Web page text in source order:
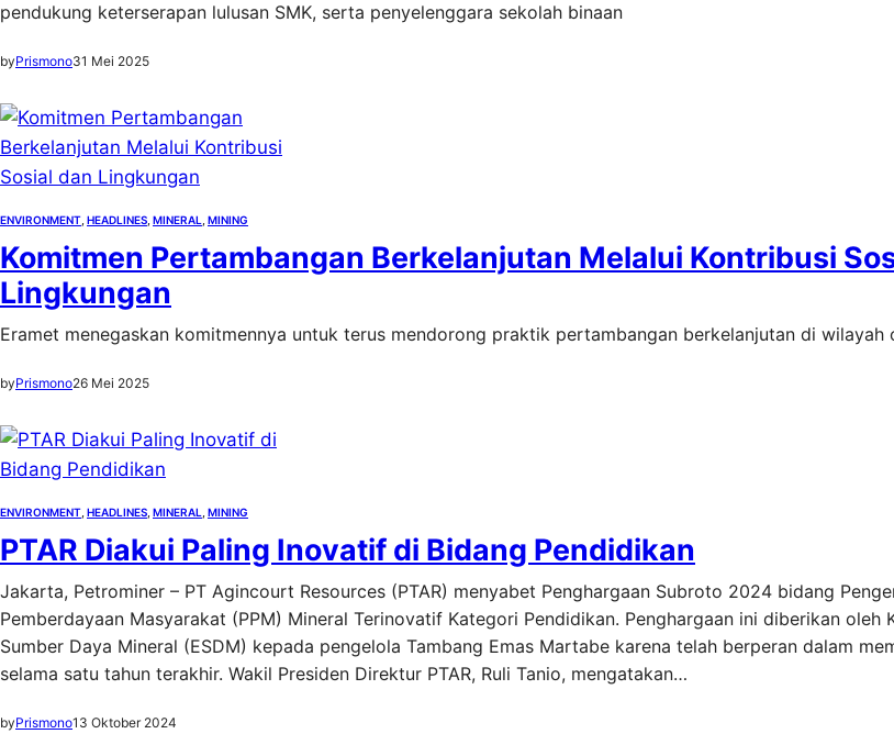
pendukung keterserapan lulusan SMK, serta penyelenggara sekolah binaan
byPrismono31 Mei 2025
ENVIRONMENT HEADLINES MINERAL MINING
Komitmen Pertambangan Berkelanjutan Melalui Kontribusi
Lingkungan
Eramet menegaskan komitmennya untuk terus mendorong praktik pertambangan berkelanjutan di wilayah
byPrismono26 Mei 2025
ENVIRONMENT HEADLINES MINERAL MINING
PTAR Diakui Paling Inovatif di Bidang Pendidikan
Jakarta, Petrominer – PT Agincourt Resources (PTAR) menyabet Penghargaan Subroto 2024 bidang
Pemberdayaan Masyarakat (PPM) Mineral Terinovatif Kategori Pendidikan. Penghargaan ini diberikan oleh
Sumber Daya Mineral (ESDM) kepada pengelola Tambang Emas Martabe karena telah berperan dalam
selama satu tahun terakhir. Wakil Presiden Direktur PTAR, Ruli Tanio, mengatakan…
byPrismono13 Oktober 2024